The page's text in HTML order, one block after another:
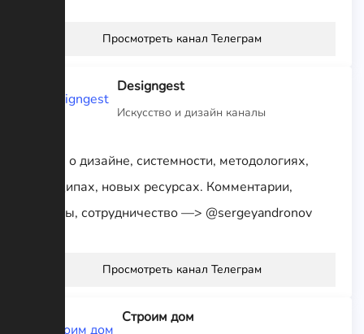
Просмотреть канал Телеграм
Designgest
Искусство и дизайн каналы
Канал о дизайне, системности, методологиях,
принципах, новых ресурсах. Комментарии,
отзывы, сотрудничество —> @sergeyandronov
Просмотреть канал Телеграм
Строим дом